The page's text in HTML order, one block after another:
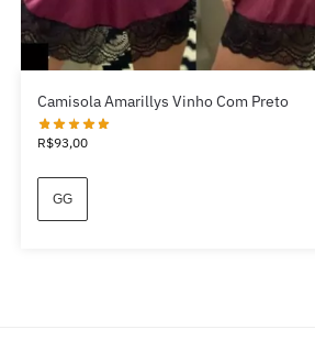
Camisola Amarillys Vinho Com Preto
R$93,00
GG